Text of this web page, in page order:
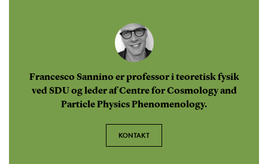
Francesco Sannino er professor i teoretisk fysik
ved SDU og leder af Centre for Cosmology and
Particle Physics Phenomenology.
KONTAKT